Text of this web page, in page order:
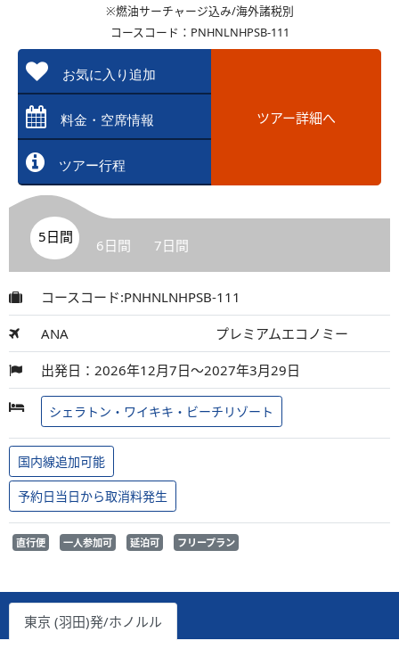
※燃油サーチャージ込み/海外諸税別
コースコード：PNHNLNHPSB-111
お気に入り追加
料金・空席情報
ツアー行程
ツアー詳細へ
5日間 6日間 7日間
コースコード:PNHNLNHPSB-111
ANA プレミアムエコノミー
出発日：2026年12月7日～2027年3月29日
シェラトン・ワイキキ・ビーチリゾート
国内線追加可能
予約日当日から取消料発生
直行便 一人参加可 延泊可 フリープラン
東京 (羽田)発/ホノルル